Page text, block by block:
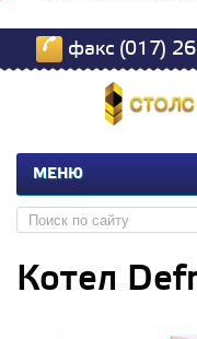
факс (017)
МЕНЮ
Котел